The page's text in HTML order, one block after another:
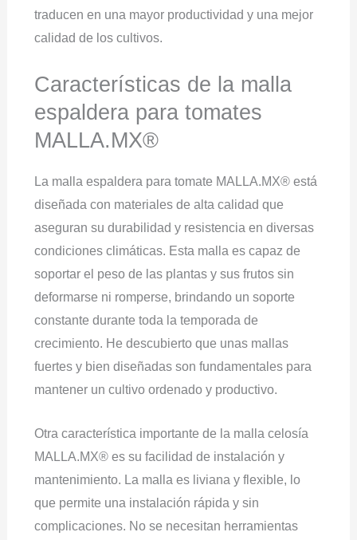
traducen en una mayor productividad y una mejor
calidad de los cultivos.
Características de la malla
espaldera para tomates
MALLA.MX®
La malla espaldera para tomate MALLA.MX® está
diseñada con materiales de alta calidad que
aseguran su durabilidad y resistencia en diversas
condiciones climáticas. Esta malla es capaz de
soportar el peso de las plantas y sus frutos sin
deformarse ni romperse, brindando un soporte
constante durante toda la temporada de
crecimiento. He descubierto que unas mallas
fuertes y bien diseñadas son fundamentales para
mantener un cultivo ordenado y productivo.
Otra característica importante de la malla celosía
MALLA.MX® es su facilidad de instalación y
mantenimiento. La malla es liviana y flexible, lo
que permite una instalación rápida y sin
complicaciones. No se necesitan herramientas